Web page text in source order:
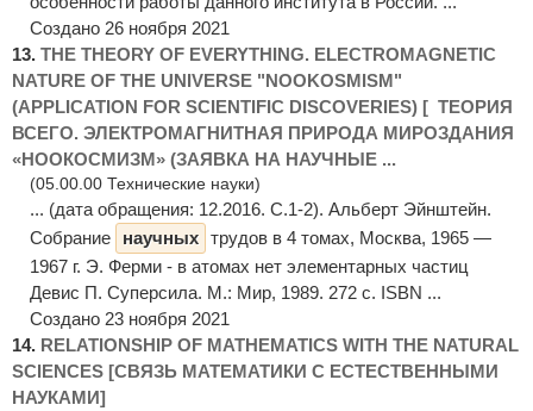
Создано 26 ноября 2021
13. THE THEORY OF EVERYTHING. ELECTROMAGNETIC
NATURE OF THE UNIVERSE "NOOKOSMISM"
(APPLICATION FOR SCIENTIFIC DISCOVERIES) [ ТЕОРИЯ
ВСЕГО. ЭЛЕКТРОМАГНИТНАЯ ПРИРОДА МИРОЗДАНИЯ
«НООКОСМИЗМ» (ЗАЯВКА НА НАУЧНЫЕ ...
(05.00.00 Технические науки)
... (дата обращения: 12.2016. С.1-2). Альберт Эйнштейн.
Собрание
научных трудов в 4 томах, Москва, 1965 —
1967 г. Э. Ферми - в атомах нет элементарных частиц
Девис П. Суперсила. М.: Мир, 1989. 272 c. ISBN ...
Создано 23 ноября 2021
14. RELATIONSHIP OF MATHEMATICS WITH THE NATURAL
SCIENCES [СВЯЗЬ МАТЕМАТИКИ С ЕСТЕСТВЕННЫМИ
НАУКАМИ]